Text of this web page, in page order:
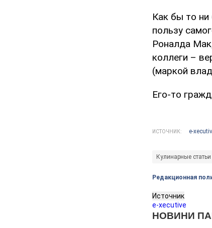
Как бы то ни
пользу
Роналда
коллеги –
(маркой
Его-то
ИСТОЧНИК: e-
Кулинарные статьи
Редакционная
Источник
e-xecutive